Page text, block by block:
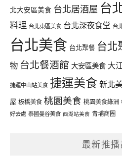
北大安區美食 台北居酒屋 台
料理 台北東區美食 台北深夜食堂 台
台北美食 台北聚餐 台北
物 台北餐酒館 大安區美食 大
捷運中山站美食 捷運美食 新北
屋 板橋美食 桃園美食 桃園美食綠洲
好去處 泰國曼谷美食 西湖站美食 青埔商圈
最新推播